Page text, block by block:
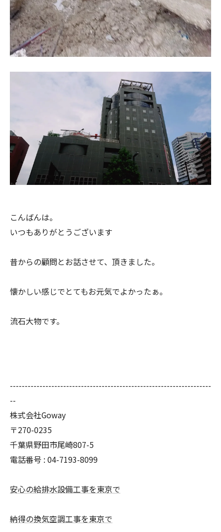
こんばんは。
いつもありがとうございます
昔からの顧問とお話させて、頂きました。
懐かしい感じでとてもお元気でよかったぁ。
流石大物です。
--------------------------------------------------------------------
--
株式会社Goway
〒270-0235
千葉県野田市尾崎807-5
電話番号 : 04-7193-8099
安心の給排水設備工事を東京で
納得の換気空調工事を東京で